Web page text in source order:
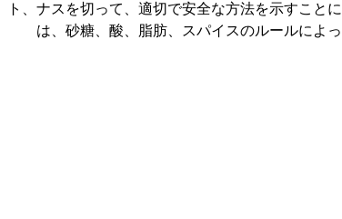
ト、ナスを切って、適切で安全な方法を示すこと
は、砂糖、酸、脂肪、スパイスのルールによ